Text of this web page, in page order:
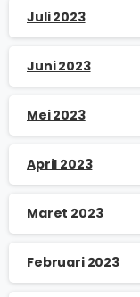
Juli 2023
Juni 2023
Mei 2023
April 2023
Maret 2023
Februari 2023